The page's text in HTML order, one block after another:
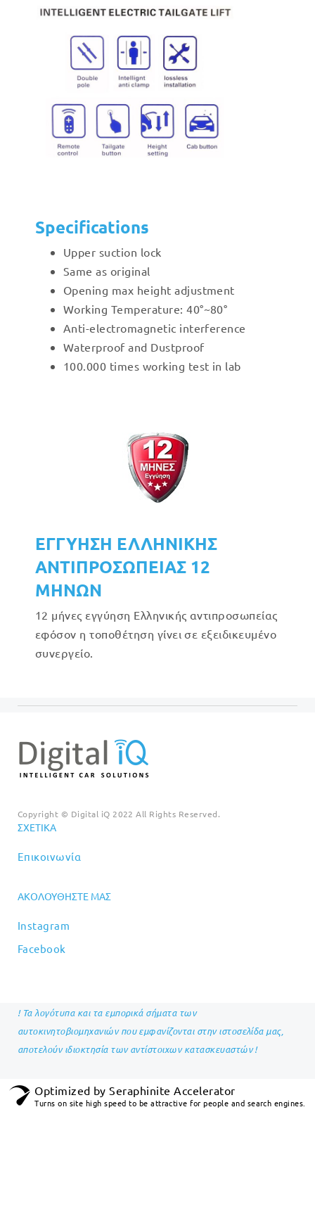
Specifications
Upper suction lock
Same as original
Opening max height adjustment
Working Temperature: 40°~80°
Anti-electromagnetic interference
Waterproof and Dustproof
100.000 times working test in lab
ΕΓΓΥΗΣΗ ΕΛΛΗΝΙΚΗΣ
ΑΝΤΙΠΡΟΣΩΠΕΙΑΣ 12
ΜΗΝΩΝ
12 μήνες εγγύηση Ελληνικής αντιπροσωπείας
εφόσον η τοποθέτηση γίνει σε εξειδικευμένο
συνεργείο.
Copyright © Digital iQ 2022 All Rights Reserved.
ΣΧΕΤΙΚΆ
Επικοινωνία
ΑΚΟΛΟΥΘΉΣΤΕ ΜΑΣ
Instagram
Facebook
! Τα λογότυπα και τα εμπορικά σήματα των
αυτοκινητοβιομηχανιών που εμφανίζονται στην ιστοσελίδα μας,
αποτελούν ιδιοκτησία των αντίστοιχων κατασκευαστών !
Optimized by Seraphinite Accelerator
Turns on site high speed to be attractive for people and search engines.